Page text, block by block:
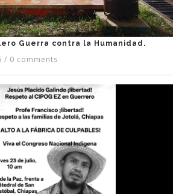
Guerra contra la Humanidad.
/ 0 comments